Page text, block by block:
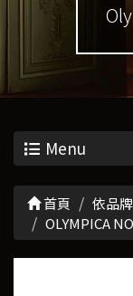
Menu
首頁 依品牌
OLYMPICA